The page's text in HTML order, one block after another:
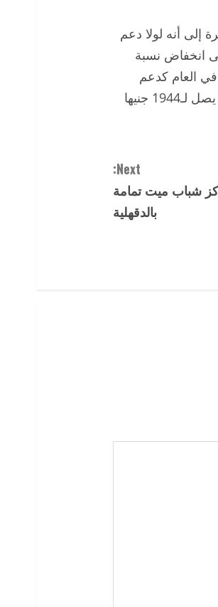
إلى أنه لولا دعم
يؤدي إلى انخفاض نسبة
الأسرة في المتوسط على 1527 جنيها في العام كدعم
للبوتجاز ويستفيد منها الريف أكثر من الحضر، مؤكدة أن دعم الكهرباء يصل لـ1944 جنيها
Next:
شباب ميت تمامة
بالدقهلية